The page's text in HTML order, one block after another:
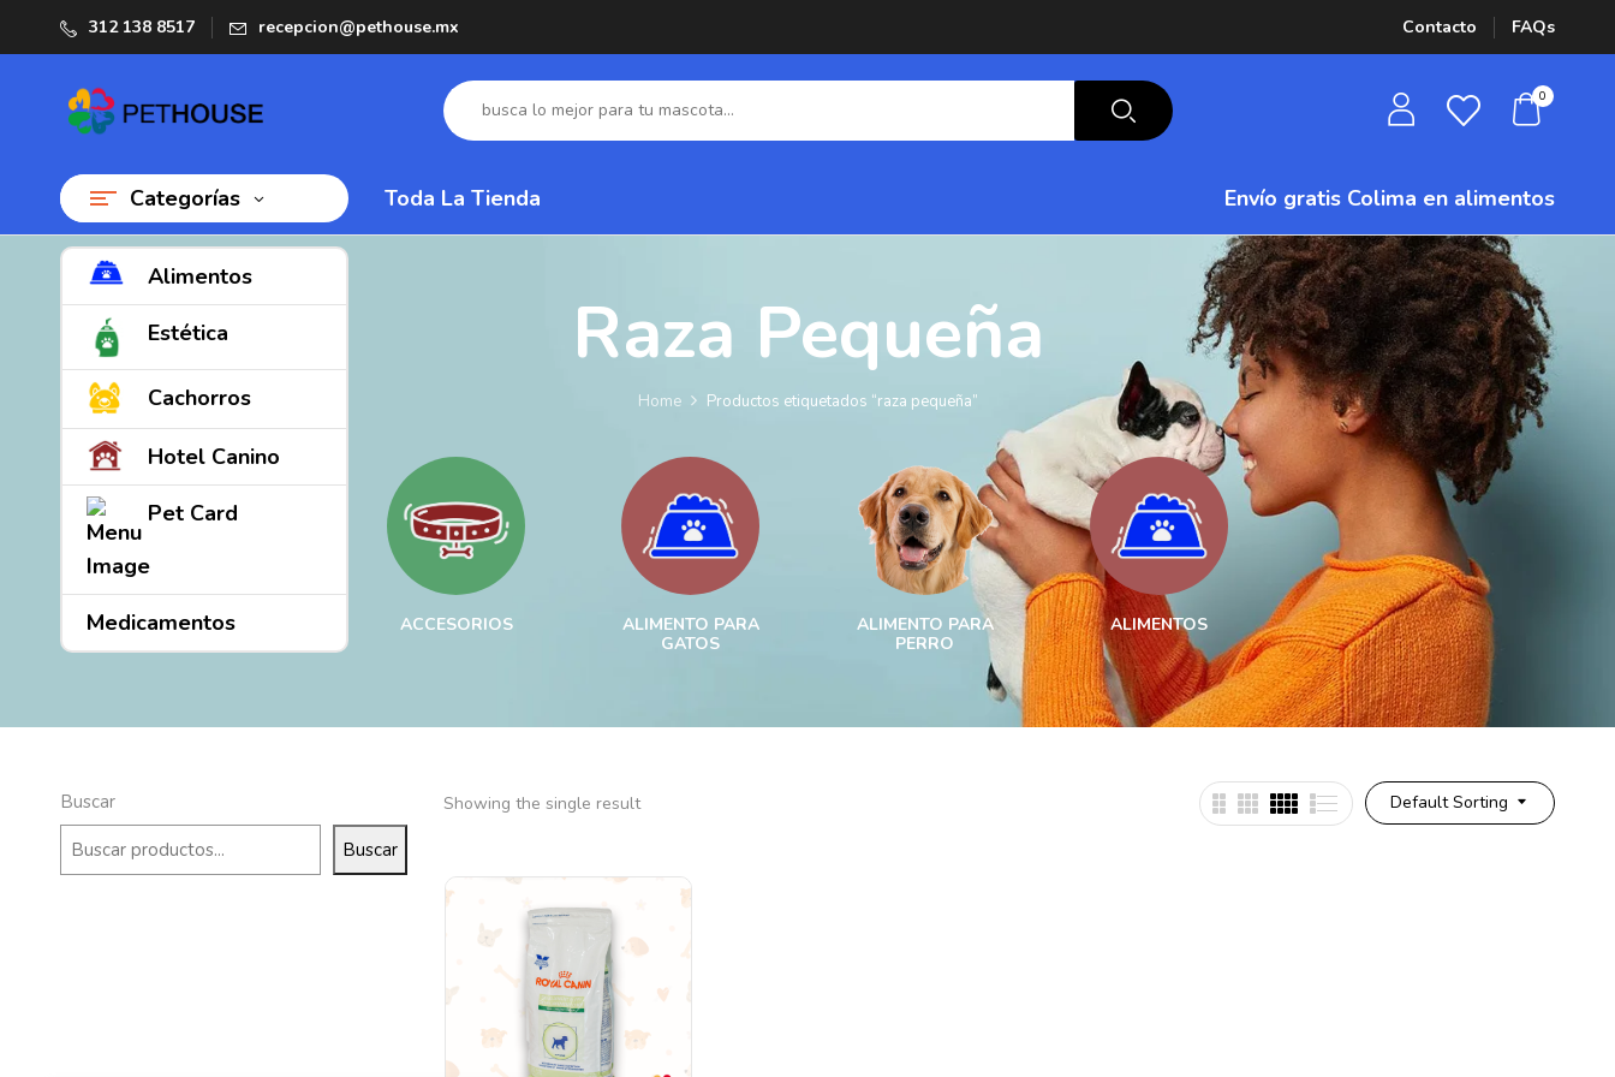
312 138 8517 recepcion@pethouse.mx Contacto FAQs
0
Categorías
Alimentos
Estética
Cachorros
Hotel Canino
Pet Card
Medicamentos
Toda La Tienda Envío gratis Colima en alimentos
Raza Pequeña
Home Productos etiquetados “raza pequeña”
MEDICAMENTO ACCESORIOS
ALIMENTO PARA
GATOS
ALIMENTO PARA
PERRO
ALIMENTOS ESTÉTICA
Buscar
Buscar
Default Sorting
Showing the single result